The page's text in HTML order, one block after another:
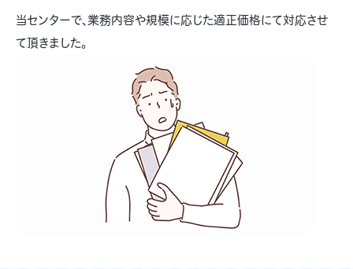
当センターで、業務内容や規模に応じた適正価格にて対応させ
て頂きました。